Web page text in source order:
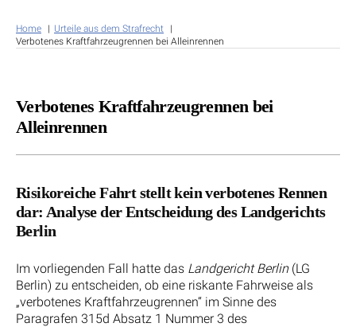
Home
Urteile aus dem Strafrecht
Verbotenes Kraftfahrzeugrennen bei Alleinrennen
Verbotenes Kraftfahrzeugrennen bei
Alleinrennen
Risikoreiche Fahrt stellt kein verbotenes Rennen
dar: Analyse der Entscheidung des Landgerichts
Berlin
Im vorliegenden Fall hatte das Landgericht Berlin(LG
Berlin) zu entscheiden, ob eine riskante Fahrweise als
„verbotenes Kraftfahrzeugrennen“ im Sinne des
Paragrafen 315d Absatz 1 Nummer 3 des